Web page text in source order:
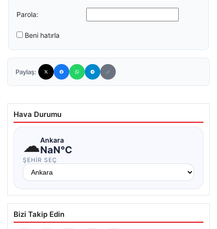
Parola:
Beni hatırla
Paylaş:
Hava Durumu
☁Ankara
NaN°C
ŞEHIR SEÇ
Bizi Takip Edin